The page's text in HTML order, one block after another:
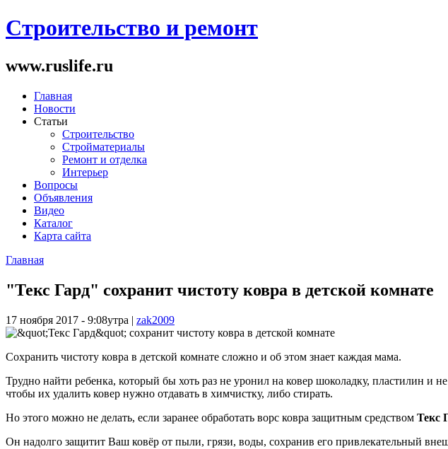
Строительство и ремонт
www.ruslife.ru
Главная
Новости
Статьи
Строительство
Стройматериалы
Ремонт и отделка
Интерьер
Вопросы
Объявления
Видео
Каталог
Карта сайта
Главная
"Текс Гард" сохранит чистоту ковра в детской комнате
17 ноября 2017 - 9:08утра | zak2009
Сохранить чистоту ковра в детской комнате сложно и об этом знает каждая мама.
Трудно найти ребенка, который бы хоть раз не уронил на ковер шоколадку, пластилин и
чтобы их удалить ковер нужно отдавать в химчистку, либо стирать.
Но этого можно не делать, если заранее обработать ворс ковра защитным средством Текс
Он надолго защитит Ваш ковёр от пыли, грязи, воды, сохранив его привлекательный